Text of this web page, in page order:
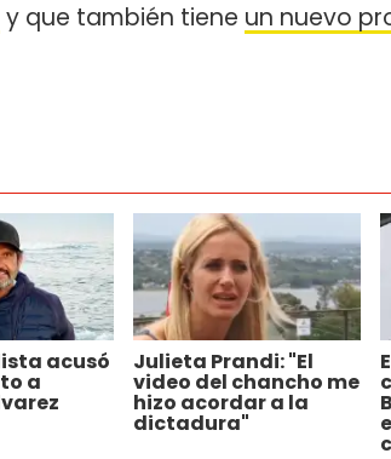
y que también tiene un nuevo
acusó
a
Julieta Prandi: "El
video del chancho me
hizo acordar a la
dictadura"